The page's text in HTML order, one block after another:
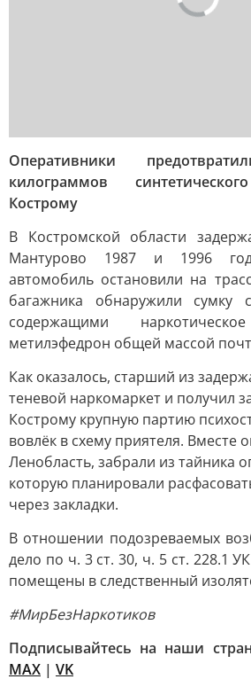
Оперативники
килограммов
Кострому
В Костромской области
Мантурово 1987 и 1996
автомобиль остановили на
багажника обнаружили сумку
содержащими
метилэфедрон общей массой
Как оказалось, старший из
теневой наркомаркет и получил
Кострому крупную партию
вовлёк в схему приятеля. Вместе
Ленобласть, забрали из тайника
которую планировали
через закладки.
В отношении подозреваемых
дело по ч. 3 ст. 30, ч. 5 ст. 228.1
помещены в следственный
#МирБезНаркотиков
Подписывайтесь на наши
MAX | VK